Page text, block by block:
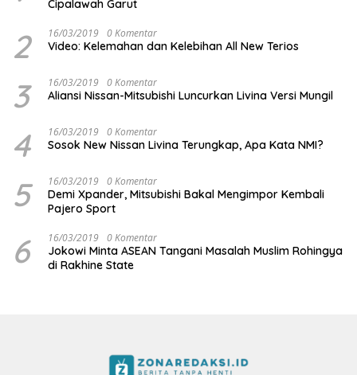
Cipalawah Garut
2 16/03/2019 0 Komentar
Video: Kelemahan dan Kelebihan All New Terios
3 16/03/2019 0 Komentar
Aliansi Nissan-Mitsubishi Luncurkan Livina Versi Mungil
4 16/03/2019 0 Komentar
Sosok New Nissan Livina Terungkap, Apa Kata NMI?
5 16/03/2019 0 Komentar
Demi Xpander, Mitsubishi Bakal Mengimpor Kembali
Pajero Sport
6 16/03/2019 0 Komentar
Jokowi Minta ASEAN Tangani Masalah Muslim Rohingya
di Rakhine State